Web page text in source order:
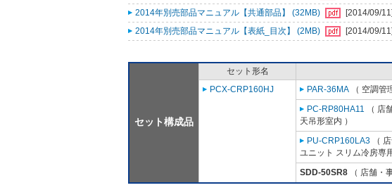
2014年別売部品マニュアル【共通部品】 (32MB)
[2014/09/11]
2014年別売部品マニュアル【表紙_目次】 (2MB)
[2014/09/11]
セット構成品
セット形名
PCX-CRP160HJ
PAR-36MA （ 空調管
PC-RP80HA11 （ 店
天吊形室内 ）
PU-CRP160LA3 （
ユニット スリム冷房専用
SDD-50SR8 （ 店舗・